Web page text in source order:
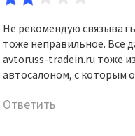
Не рекомендую
тоже неправильное. Все
avtoruss-tradein.ru тоже
автосалоном, с которым
Ответить